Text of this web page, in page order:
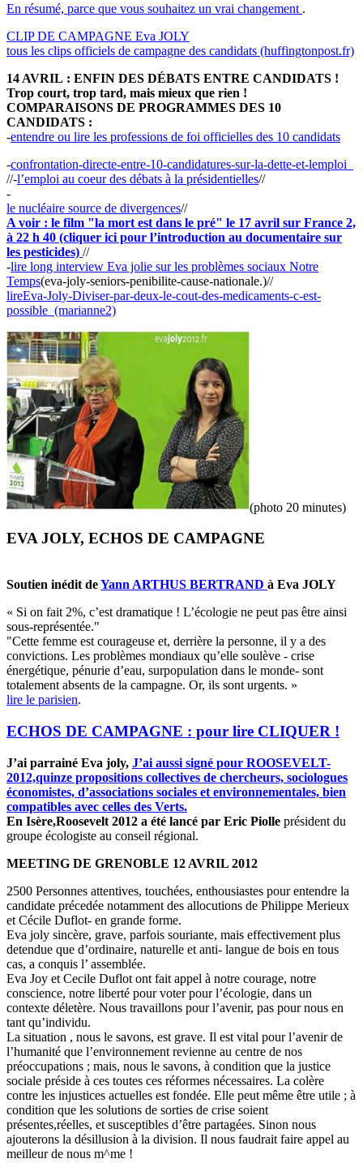
En résumé, parce que vous souhaitez un vrai changement .
CLIP DE CAMPAGNE Eva JOLY
tous les clips officiels de campagne des candidats (huffingtonpost.fr)
14 AVRIL : ENFIN DES DÉBATS ENTRE CANDIDATS !
Trop court, trop tard, mais mieux que rien !
COMPARAISONS DE PROGRAMMES DES 10
CANDIDATS :
-entendre ou lire les professions de foi officielles des 10 candidats
-confrontation-directe-entre-10-candidatures-sur-la-dette-et-lemploi_
//-l’emploi au coeur des débats à la présidentielles//
-
le nucléaire source de divergences//
A voir : le film "la mort est dans le pré" le ‪17 avril sur France 2,
à 22 h 40‬ (cliquer ici pour l’introduction au documentaire sur
les pesticides) //
-lire long interview Eva jolie sur les problèmes sociaux Notre
Temps(eva-joly-seniors-penibilite-cause-nationale.)//
lireEva-Joly-Diviser-par-deux-le-cout-des-medicaments-c-est-
possible_(marianne2)
(photo 20 minutes)
EVA JOLY, ECHOS DE CAMPAGNE
Soutien inédit deYann ARTHUS BERTRAND à Eva JOLY
« Si on fait 2%, c’est dramatique ! L’écologie ne peut pas être ainsi
sous-représentée."
"Cette femme est courageuse et, derrière la personne, il y a des
convictions. Les problèmes mondiaux qu’elle soulève - crise
énergétique, pénurie d’eau, surpopulation dans le monde- sont
totalement absents de la campagne. Or, ils sont urgents. »
lire le parisien.
ECHOS DE CAMPAGNE : pour lire CLIQUER !
J’ai parrainé Eva joly, J’ai aussi signé pour ROOSEVELT-
2012,quinze propositions collectives de chercheurs, sociologues
économistes, d’associations sociales et environnementales, bien
compatibles avec celles des Verts.
En Isère,Roosevelt 2012 a été lancé par Eric Piolle président du
groupe écologiste au conseil régional.
MEETING DE GRENOBLE 12 AVRIL 2012
2500 Personnes attentives, touchées, enthousiastes pour entendre la
candidate précedée notamment des allocutions de Philippe Merieux
et Cécile Duflot- en grande forme.
Eva joly sincère, grave, parfois souriante, mais effectivement plus
detendue que d’ordinaire, naturelle et anti- langue de bois en tous
cas, a conquis l’ assemblée.
Eva Joy et Cecile Duflot ont fait appel à notre courage, notre
conscience, notre liberté pour voter pour l’écologie, dans un
contexte déletère. Nous travaillons pour l’avenir, pas pour nous en
tant qu’individu.
La situation , nous le savons, est grave. Il est vital pour l’avenir de
l’humanité que l’environnement revienne au centre de nos
préoccupations ; mais, nous le savons, à condition que la justice
sociale préside à ces toutes ces réformes nécessaires. La colère
contre les injustices actuelles est fondée. Elle peut même être utile ; à
condition que les solutions de sorties de crise soient
présentes,réelles, et susceptibles d’être partagées. Sinon nous
ajouterons la désillusion à la division. Il nous faudrait faire appel au
meilleur de nous m^me !